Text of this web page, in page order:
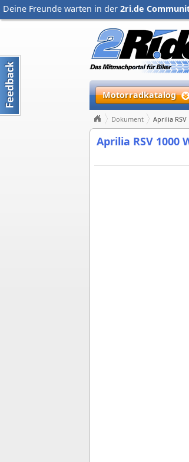
Deine Freunde warten in der 2ri.de
Motorradkatalog
Dokument Aprilia
Aprilia RSV 1000